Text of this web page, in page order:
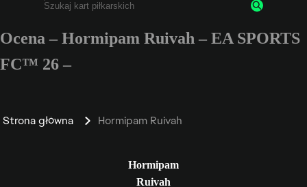
Wpisz co najmniej 3 znaki lub cyfry.
Ocena – Hormipam Ruivah – EA SPORTS
FC™ 26 –
Strona główna Hormipam Ruivah
Hormipam
Ruivah